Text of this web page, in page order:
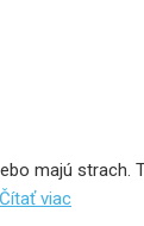
majú strach.
Čítať viac